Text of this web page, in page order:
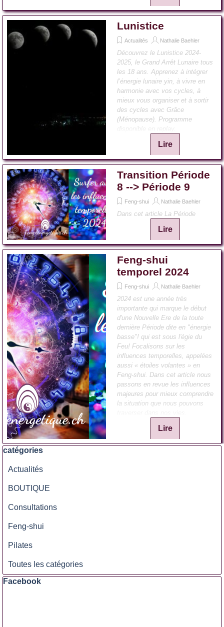
Lunistice
Actualités Nathalie Baehler
Découvrez le Lunistice 2024-
2025, le Grand Arrêt Lunaire tous
les 18 ans. Apprenez à intégrer
l’énergie lunaire yin, à vivre en
harmonie avec vos cycles, à
mieux vous organiser et à sortir
des cycles avec Grâce
(Ménopause). Programme
disponible en replay.
Lire
Transition Période
8 --> Période 9
Feng-shui Nathalie Baehler
Dans cet article La Période
Lire
Feng-shui
temporel 2024
Feng-shui Nathalie Baehler
2024 est une année très
importante qui marque le début
d'une Nouvelle Ere de la toute
dernière Période dite en "énergie
basse"! qui est sous l'égie du
Feu! Focalisons sur les
influences temporelles, appelées
aussi « étoiles volantes » en
Feng-shui. Dans cet article nous
passons en revue les influences
majeures pour mieux comprendre
la situation que nous pouvons
Lire
Sauter le bloc catégories
catégories
Actualités
BOUTIQUE
Consultations
Feng-shui
Pilates
Toutes les catégories
Sauter le bloc Facebook
Facebook